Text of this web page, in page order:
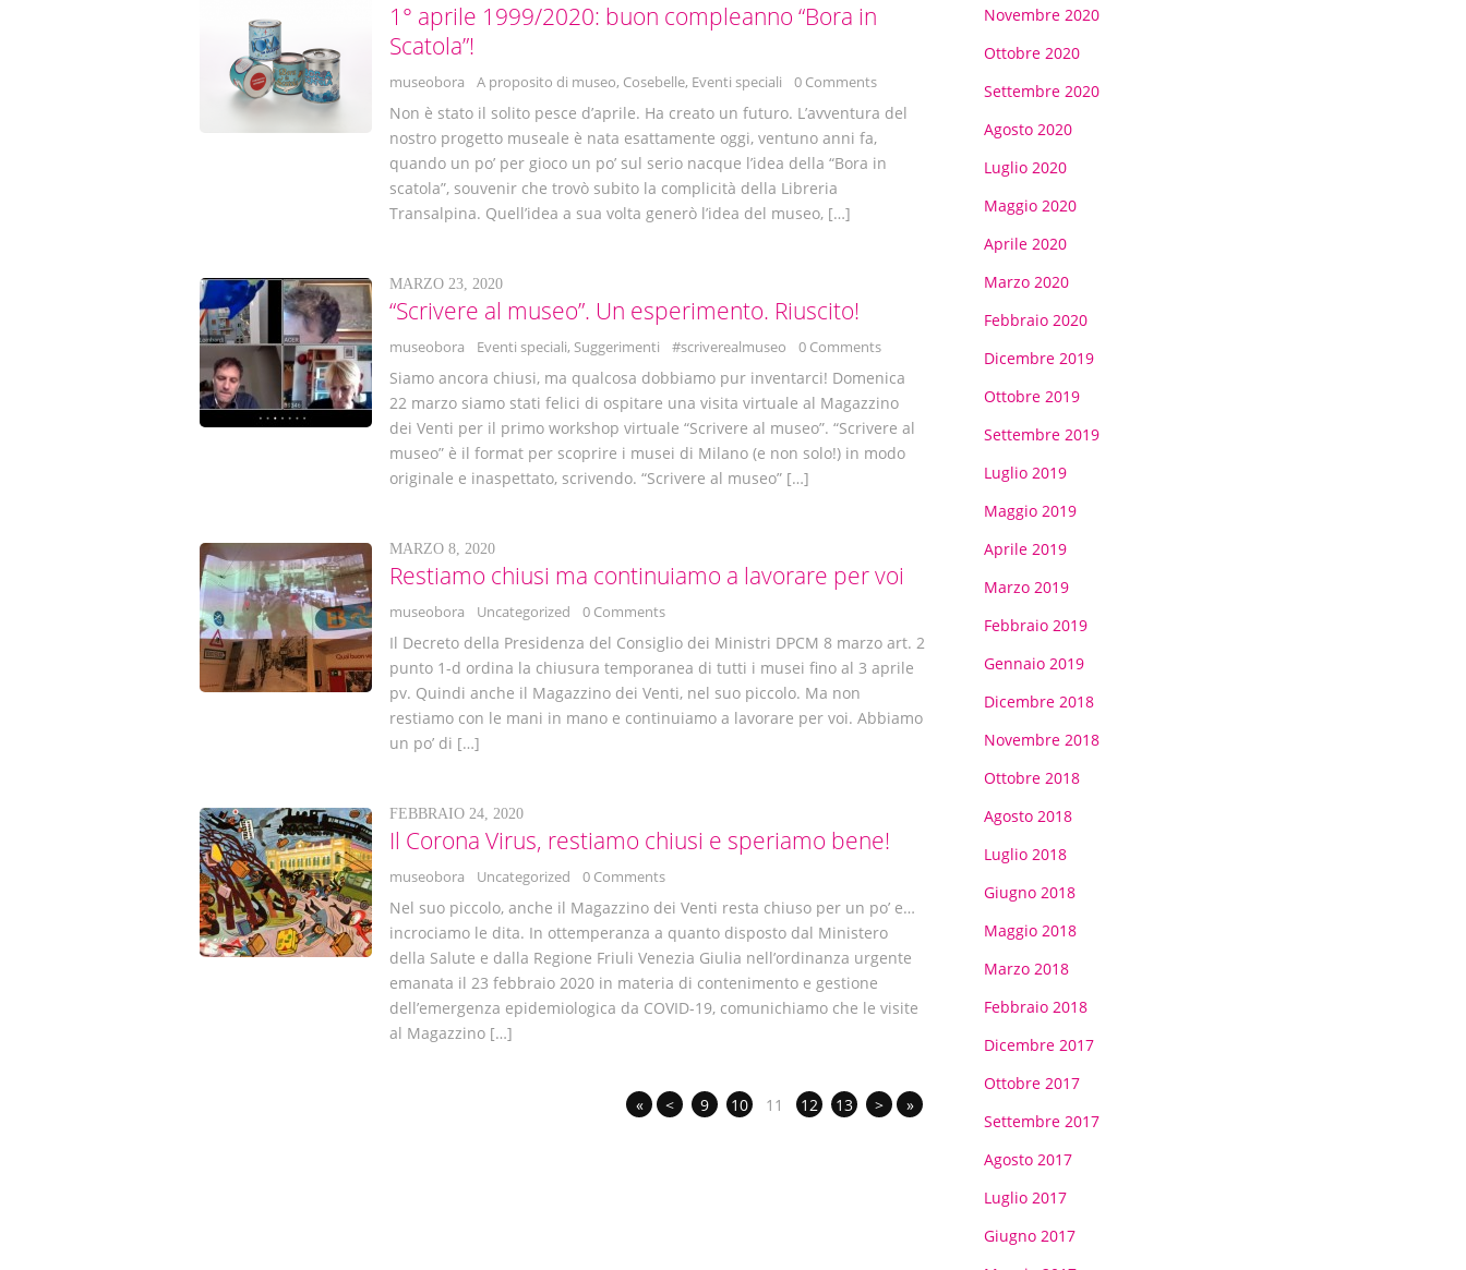
1° aprile 1999/2020: buon compleanno “Bora in
Scatola”!
museobora A proposito di museo, Cosebelle, Eventi speciali 0 Comments
Non è stato il solito pesce d’aprile. Ha creato un futuro. L’avventura del
nostro progetto museale è nata esattamente oggi, ventuno anni fa,
quando un po’ per gioco un po’ sul serio nacque l’idea della “Bora in
scatola”, souvenir che trovò subito la complicità della Libreria
Transalpina. Quell’idea a sua volta generò l’idea del museo, […]
MARZO 23, 2020
“Scrivere al museo”. Un esperimento. Riuscito!
museobora Eventi speciali, Suggerimenti #scriverealmuseo 0 Comments
Siamo ancora chiusi, ma qualcosa dobbiamo pur inventarci! Domenica
22 marzo siamo stati felici di ospitare una visita virtuale al Magazzino
dei Venti per il primo workshop virtuale “Scrivere al museo”. “Scrivere al
museo” è il format per scoprire i musei di Milano (e non solo!) in modo
originale e inaspettato, scrivendo. “Scrivere al museo” […]
MARZO 8, 2020
Restiamo chiusi ma continuiamo a lavorare per voi
museobora Uncategorized 0 Comments
Il Decreto della Presidenza del Consiglio dei Ministri DPCM 8 marzo art. 2
punto 1-d ordina la chiusura temporanea di tutti i musei fino al 3 aprile
pv. Quindi anche il Magazzino dei Venti, nel suo piccolo. Ma non
restiamo con le mani in mano e continuiamo a lavorare per voi. Abbiamo
un po’ di […]
FEBBRAIO 24, 2020
Il Corona Virus, restiamo chiusi e speriamo bene!
museobora Uncategorized 0 Comments
Nel suo piccolo, anche il Magazzino dei Venti resta chiuso per un po’ e…
incrociamo le dita. In ottemperanza a quanto disposto dal Ministero
della Salute e dalla Regione Friuli Venezia Giulia nell’ordinanza urgente
emanata il 23 febbraio 2020 in materia di contenimento e gestione
dell’emergenza epidemiologica da COVID-19, comunichiamo che le visite
al Magazzino […]
« < 9 10 11 12 13 > »
Novembre 2020
Ottobre 2020
Settembre 2020
Agosto 2020
Luglio 2020
Maggio 2020
Aprile 2020
Marzo 2020
Febbraio 2020
Dicembre 2019
Ottobre 2019
Settembre 2019
Luglio 2019
Maggio 2019
Aprile 2019
Marzo 2019
Febbraio 2019
Gennaio 2019
Dicembre 2018
Novembre 2018
Ottobre 2018
Agosto 2018
Luglio 2018
Giugno 2018
Maggio 2018
Marzo 2018
Febbraio 2018
Dicembre 2017
Ottobre 2017
Settembre 2017
Agosto 2017
Luglio 2017
Giugno 2017